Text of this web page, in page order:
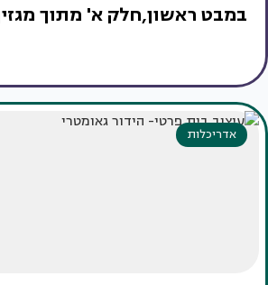
במבט ראשון,חלק א' מתוך מגזין
אדריכלות